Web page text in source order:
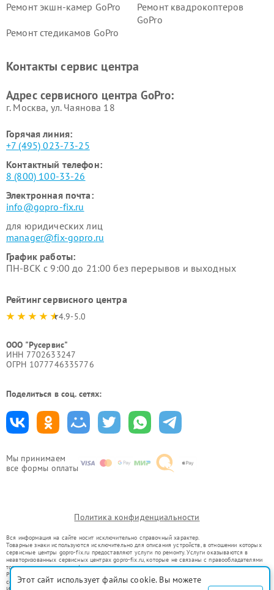
Мы принимаем
все формы оплаты
Ремонт экшн-камер GoPro
Ремонт квадрокоптеров
GoPro
Ремонт стедикамов GoPro
Контакты сервис центра
Адрес сервисного центра GoPro:
г. Москва, ул. Чаянова 18
Горячая линия:
+7 (495) 023-73-25
Контактный телефон:
8 (800) 100-33-26
Электронная почта:
info@gopro-fix.ru
для юридических лиц
manager@fix-gopro.ru
График работы:
ПН-ВСК с 9:00 до 21:00 без перерывов и выходных
Рейтинг сервисного центра
4.9-5.0
ООО "Русервис"
ИНН 7702633247
ОГРН 1077746335776
Поделиться в соц. сетях:
Политика конфиденциальности
Вся информация на сайте носит исключительно справочный характер.
Товарные знаки используются исключительно для описания устройств, в отношении которых
сервисные центры gopro-fix.ru предоставляют услуги по ремонту. Услуги оказываются в
неавторизованных сервисных центрах gopro-fix.ru, которые не связаны с правообладателями
товарных знаков или их официальными представителями.
Ремонт осуществляется для устройств, уже введенных в гражданский оборот в соответствии
со статьей 1487 ГК РФ.
Этот сайт использует файлы cookie. Вы можете